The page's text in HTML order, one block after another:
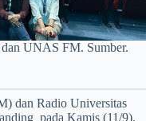
UNAS FM. Sumber.
dan Radio Universitas
pada Kamis (11/9).